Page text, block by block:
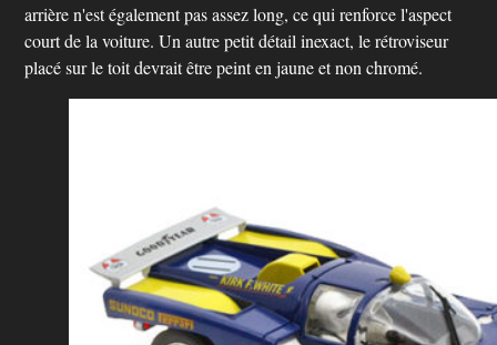
arrière n'est également pas assez long, ce qui renforce l'aspect
court de la voiture. Un autre petit détail inexact, le rétroviseur
placé sur le toit devrait être peint en jaune et non chromé.